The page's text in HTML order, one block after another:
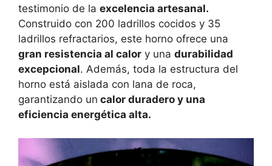
testimonio de la excelencia artesanal.
Construido con 200 ladrillos cocidos y 35
ladrillos refractarios, este horno ofrece una
gran resistencia al calor y una durabilidad
excepcional. Además, toda la estructura del
horno está aislada con lana de roca,
garantizando un calor duradero y una
eficiencia energética alta.